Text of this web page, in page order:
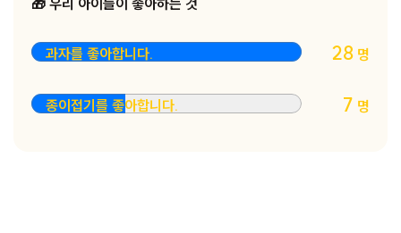
🎁 우리 아이들이 좋아하는 것
과자를 좋아합니다. 28 명
종이접기를 좋아합니다. 7 명